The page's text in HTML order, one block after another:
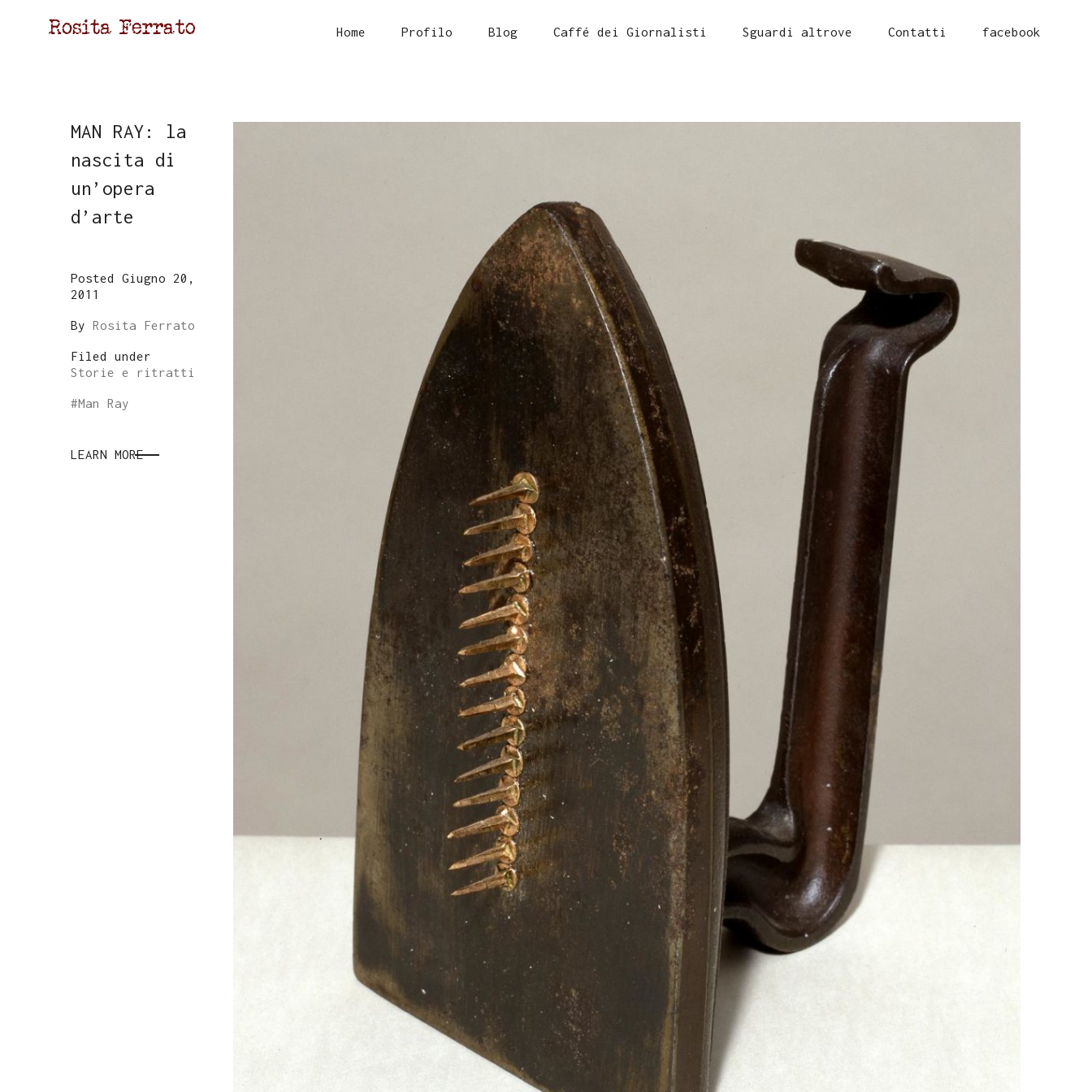
Home Profilo Blog Caffé dei Giornalisti Sguardi altrove Contatti facebook
MAN RAY: la
nascita di
un’opera
d’arte
Posted Giugno 20,
2011
By Rosita Ferrato
Filed under
Storie e ritratti
#Man Ray
LEARN MORE